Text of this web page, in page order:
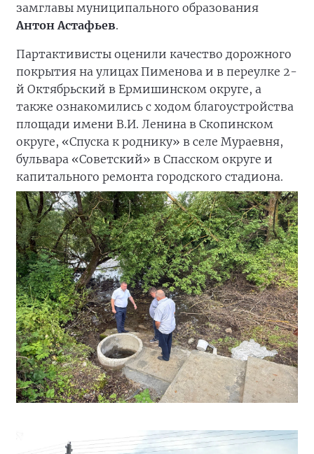
замглавы муниципального образования
Антон Астафьев.
Партактивисты оценили качество дорожного
покрытия на улицах Пименова и в переулке 2-
й Октябрьский в Ермишинском округе, а
также ознакомились с ходом благоустройства
площади имени В.И. Ленина в Скопинском
округе, «Спуска к роднику» в селе Мураевня,
бульвара «Советский» в Спасском округе и
капитального ремонта городского стадиона.